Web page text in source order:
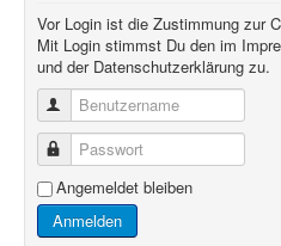
Vor Login ist die Zustimmung zur
Mit Login stimmst Du den im
und der Datenschutzerklärung zu.
Benutzername
Passwort
Angemeldet bleiben
Anmelden